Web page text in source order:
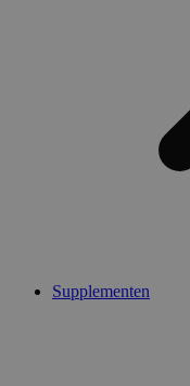
Supplementen